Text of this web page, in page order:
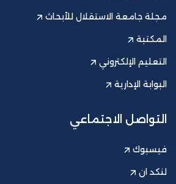
مجلة جامعة الاستقلال للأبحاث
المكتبة
التعليم الإلكتروني
البوابة الإدارية
التواصل الاجتماعي
فيسبوك
لنكد ان